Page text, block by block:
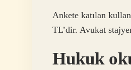
Ankete katılan
TL’dir. Avukat
Hukuk